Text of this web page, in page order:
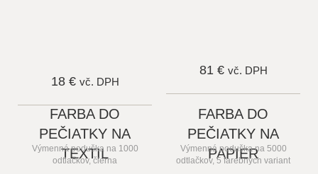
18 € vč. DPH
81 € vč. DPH
FARBA DO
PEČIATKY NA
TEXTIL
Výmenná poduška na 1000
odtlačkov, čierna
FARBA DO
PEČIATKY NA
PAPIER
Výmenná poduška na 5000
odtlačkov, 5 farebných variant